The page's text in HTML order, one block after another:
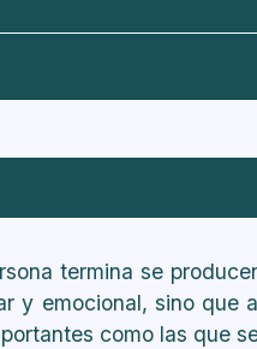
los bienes del fallecido?
termina se
y emocional, sino que
como las que